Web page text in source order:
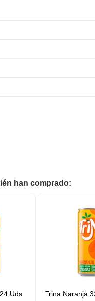
han comprado:
Uds Trina Naranja